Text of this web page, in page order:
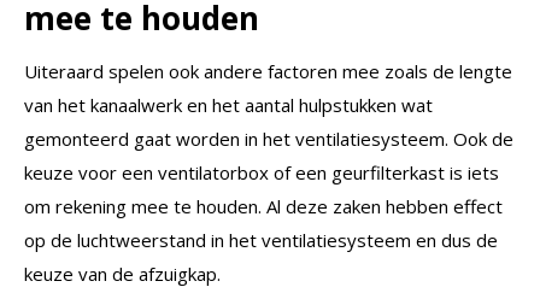
mee te houden
Uiteraard spelen ook andere factoren mee zoals de lengte
van het kanaalwerk en het aantal hulpstukken wat
gemonteerd gaat worden in het ventilatiesysteem. Ook de
keuze voor een ventilatorbox of een geurfilterkast is iets
om rekening mee te houden. Al deze zaken hebben effect
op de luchtweerstand in het ventilatiesysteem en dus de
keuze van de afzuigkap.